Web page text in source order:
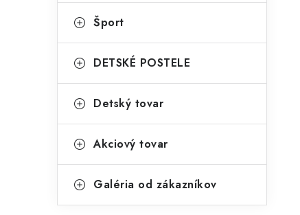
Šport
DETSKÉ POSTELE
Detský tovar
Akciový tovar
Galéria od zákazníkov